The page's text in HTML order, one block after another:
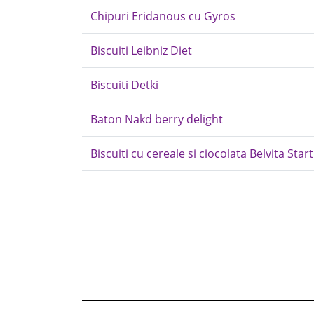
Chipuri Eridanous cu Gyros
Biscuiti Leibniz Diet
Biscuiti Detki
Baton Nakd berry delight
Biscuiti cu cereale si ciocolata Belvita Start